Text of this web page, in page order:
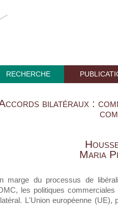
RECHERCHE
bilatéraux :
Maria
marge du processus de
les politiques
L'Union européenne